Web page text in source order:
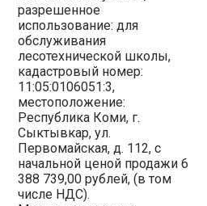
разрешенное
использование: для
обслуживания
лесотехнической школы,
кадастровый номер:
11:05:0106051:3,
местоположение:
Республика Коми, г.
Сыктывкар, ул.
Первомайская, д. 112, с
начальной ценой продажи 6
388 739,00 рублей, (в том
числе НДС).